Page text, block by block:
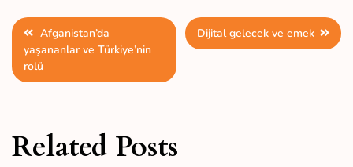
Yazı
gezinmesi
Afganistan’da
yaşananlar ve Türkiye’nin
rolü
Dijital gelecek ve emek
Related Posts